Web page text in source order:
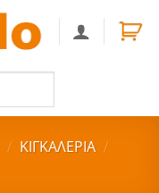
/ ΚΙΓΚΑΛΕΡΙΑ /